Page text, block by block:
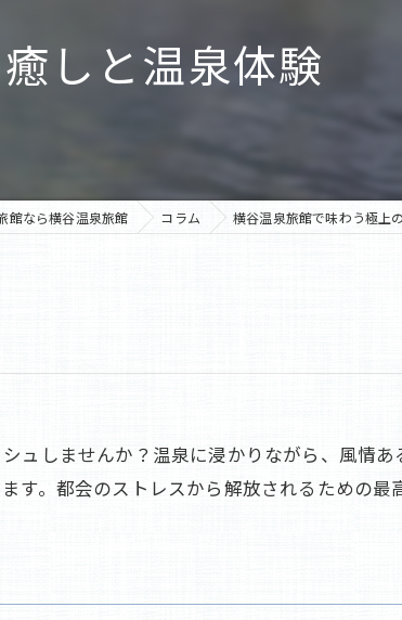
しと温泉体験
館なら横谷温泉旅館 コラム 横谷温泉旅館で味わう極上
ュしませんか？温泉に浸かりながら、風情あ
。都会のストレスから解放されるための最